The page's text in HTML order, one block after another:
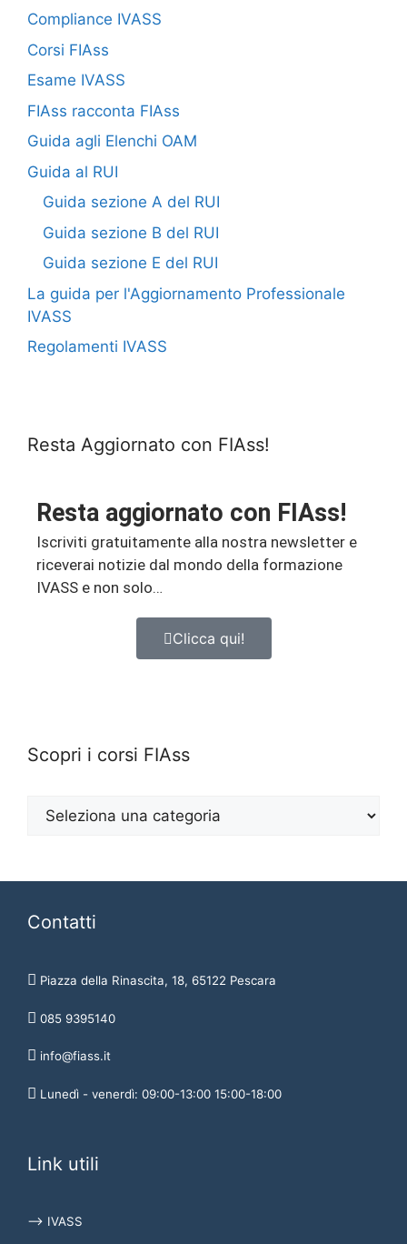
Compliance IVASS
Corsi FIAss
Esame IVASS
FIAss racconta FIAss
Guida agli Elenchi OAM
Guida al RUI
Guida sezione A del RUI
Guida sezione B del RUI
Guida sezione E del RUI
La guida per l'Aggiornamento Professionale
IVASS
Regolamenti IVASS
Resta Aggiornato con FIAss!
Resta aggiornato con FIAss!
Iscriviti gratuitamente alla nostra newsletter e
riceverai notizie dal mondo della formazione
IVASS e non solo…
Clicca qui!
Scopri i corsi FIAss
Contatti
Piazza della Rinascita, 18, 65122 Pescara
085 9395140
info@fiass.it
Lunedì - venerdì: 09:00-13:00 15:00-18:00
Link utili
⟶ IVASS